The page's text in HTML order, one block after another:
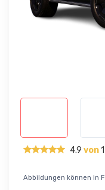
4.9 von
Abbildungen können in